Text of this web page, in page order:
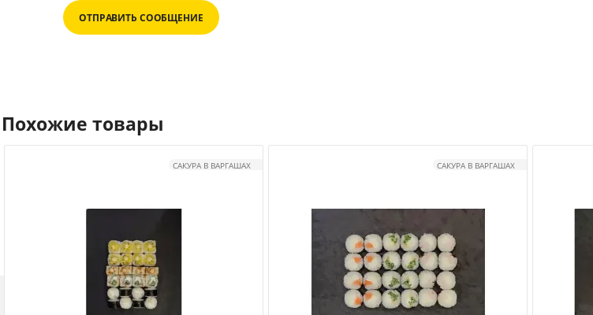
ОТПРАВИТЬ СООБЩЕНИЕ
Похожие товары
САКУРА В ВАРГАШАХ САКУРА В ВАРГАШАХ